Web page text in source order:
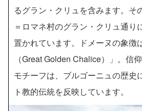
るグラン・クリュを含みます。そ
＝ロマネ村のグラン・クリュ通り
置かれています。ドメーヌの象徴
（Great Golden Chalice）」。信
モチーフは、ブルゴーニュの歴史
ト教的伝統を反映しています。